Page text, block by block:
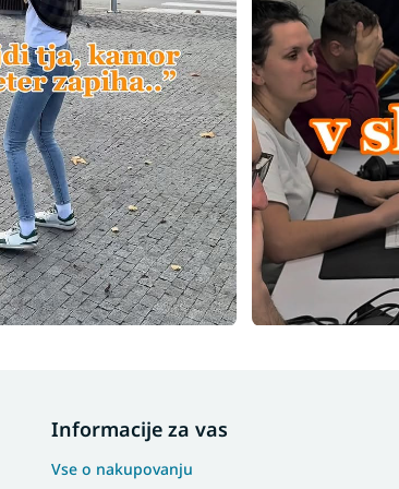
Informacije za vas
Vse o nakupovanju